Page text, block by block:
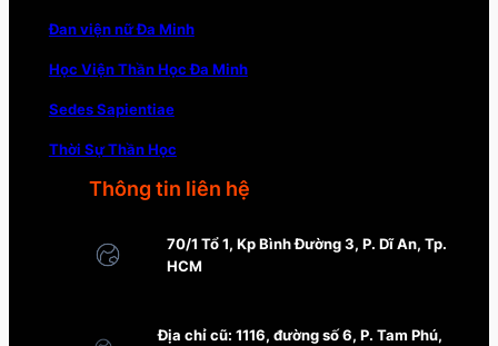
Đan viện nữ Đa Minh
Học Viện Thần Học Đa Minh
Sedes Sapientiae
Thời Sự Thần Học
Thông tin liên hệ
70/1 Tổ 1, Kp Bình Đường 3, P. Dĩ An, Tp.
HCM
Địa chỉ cũ: 1116, đường số 6, P. Tam Phú,